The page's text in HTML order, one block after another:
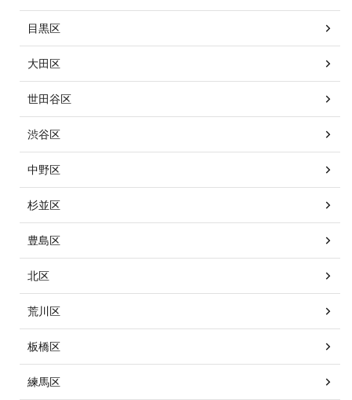
目黒区
大田区
世田谷区
渋谷区
中野区
杉並区
豊島区
北区
荒川区
板橋区
練馬区